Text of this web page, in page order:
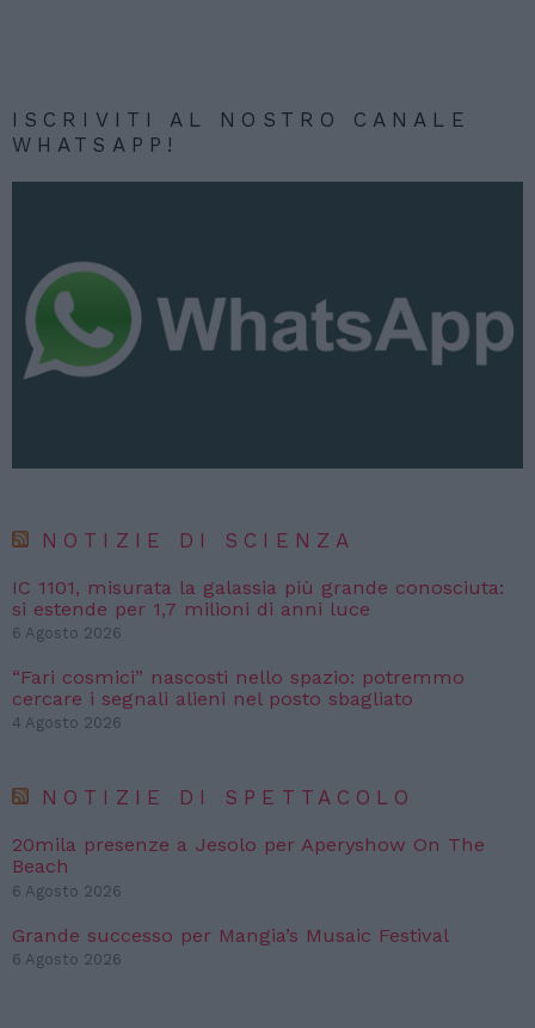
ISCRIVITI AL NOSTRO CANALE
WHATSAPP!
NOTIZIE DI SCIENZA
IC 1101, misurata la galassia più grande conosciuta:
si estende per 1,7 milioni di anni luce
6 Agosto 2026
“Fari cosmici” nascosti nello spazio: potremmo
cercare i segnali alieni nel posto sbagliato
4 Agosto 2026
NOTIZIE DI SPETTACOLO
20mila presenze a Jesolo per Aperyshow On The
Beach
6 Agosto 2026
Grande successo per Mangia’s Musaic Festival
6 Agosto 2026